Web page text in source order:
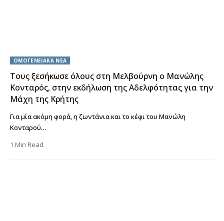
ΟΜΟΓΕΝΕΙΑΚΑ ΝΕΑ
Τους ξεσήκωσε όλους στη Μελβούρνη ο Μανώλης
Κονταρός, στην εκδήλωση της Αδελφότητας για την
Μάχη της Κρήτης
Για μία ακόμη φορά, η ζωντάνια και το κέφι του Μανώλη
Κονταρού…
1 Min Read